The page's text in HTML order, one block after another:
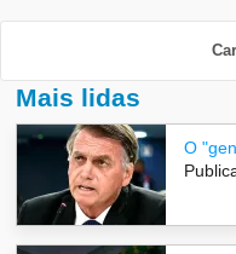
Mais lidas
O